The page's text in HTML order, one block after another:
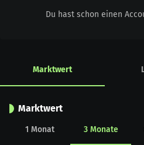
Du hast schon einen
Marktwert
Marktwert
1 Monat 3 Monate